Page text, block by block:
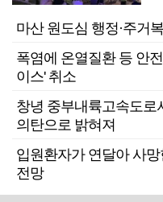
마산 원도심 행정·주거
폭염에 온열질환 등 안
이스' 취소
창녕 중부내륙고속도
의탄으로 밝혀져
입원환자가 연달아 사
전망